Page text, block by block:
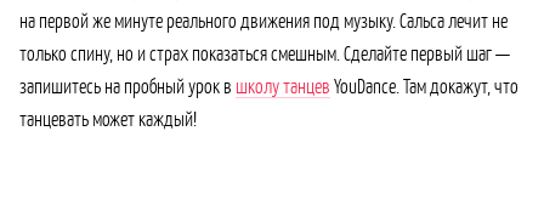
на первой же минуте реального движения под музыку. Сальса лечит не
только спину, но и страх показаться смешным. Сделайте первый шаг —
запишитесь на пробный урок в школу танцев YouDance. Там докажут, что
танцевать может каждый!